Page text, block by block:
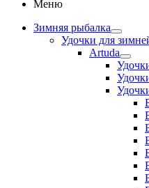
Меню
Зимняя рыбалка
Удочки для
Artuda